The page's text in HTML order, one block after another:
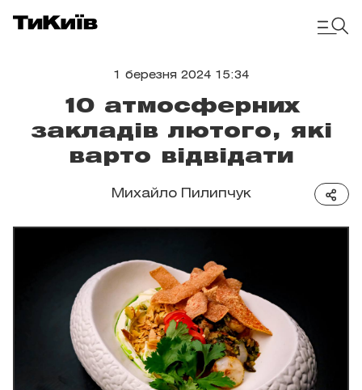
1 березня 2024 15:34
10 атмосферних
закладів лютого, які
варто відвідати
Михайло Пилипчук